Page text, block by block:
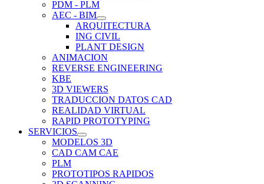
PDM - PLM
AEC - BIM
ARQUITECTURA
ING CIVIL
PLANT DESIGN
ANIMACION
REVERSE ENGINEERING
KBE
3D VIEWERS
TRADUCCION DATOS CAD
REALIDAD VIRTUAL
RAPID PROTOTYPING
SERVICIOS
MODELOS 3D
CAD CAM CAE
PLM
PROTOTIPOS RAPIDOS